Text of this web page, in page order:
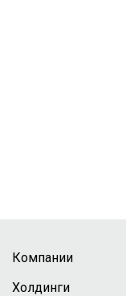
Компании
Холдинги